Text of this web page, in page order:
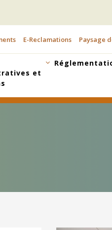
E-Reclamations Paysage
et